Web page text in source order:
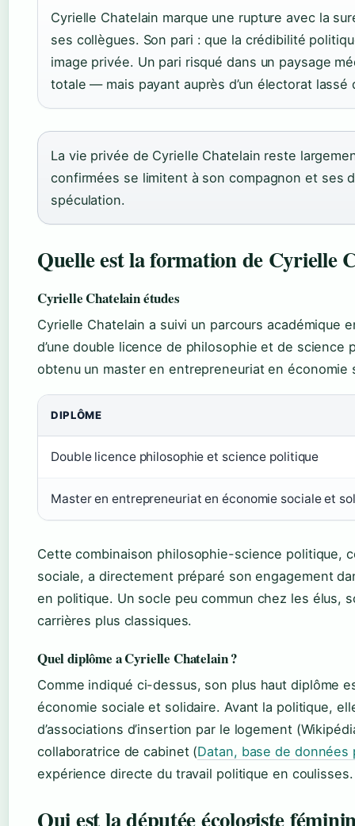
Cyrielle Chatelain marque une rupture avec la
ses collègues. Son pari : que la crédibilité
image privée. Un pari risqué dans un paysage
totale — mais payant auprès d’un électorat lassé
La vie privée de Cyrielle Chatelain reste
confirmées se limitent à son compagnon et ses
spéculation.
Quelle est la formation de Cyrielle
Cyrielle Chatelain études
Cyrielle Chatelain a suivi un parcours académique
d’une double licence de philosophie et de science
obtenu un master en entrepreneuriat en économie
DIPLÔME
Double licence philosophie et science politique
Master en entrepreneuriat en économie sociale et
Cette combinaison philosophie-science politique,
sociale, a directement préparé son engagement
en politique. Un socle peu commun chez les élus,
carrières plus classiques.
Quel diplôme a Cyrielle Chatelain ?
Comme indiqué ci-dessus, son plus haut diplôme
économie sociale et solidaire. Avant la politique,
d’associations d’insertion par le logement
collaboratrice de cabinet (Datan, base de données
expérience directe du travail politique en coulisses.
Qui est la députée écologiste